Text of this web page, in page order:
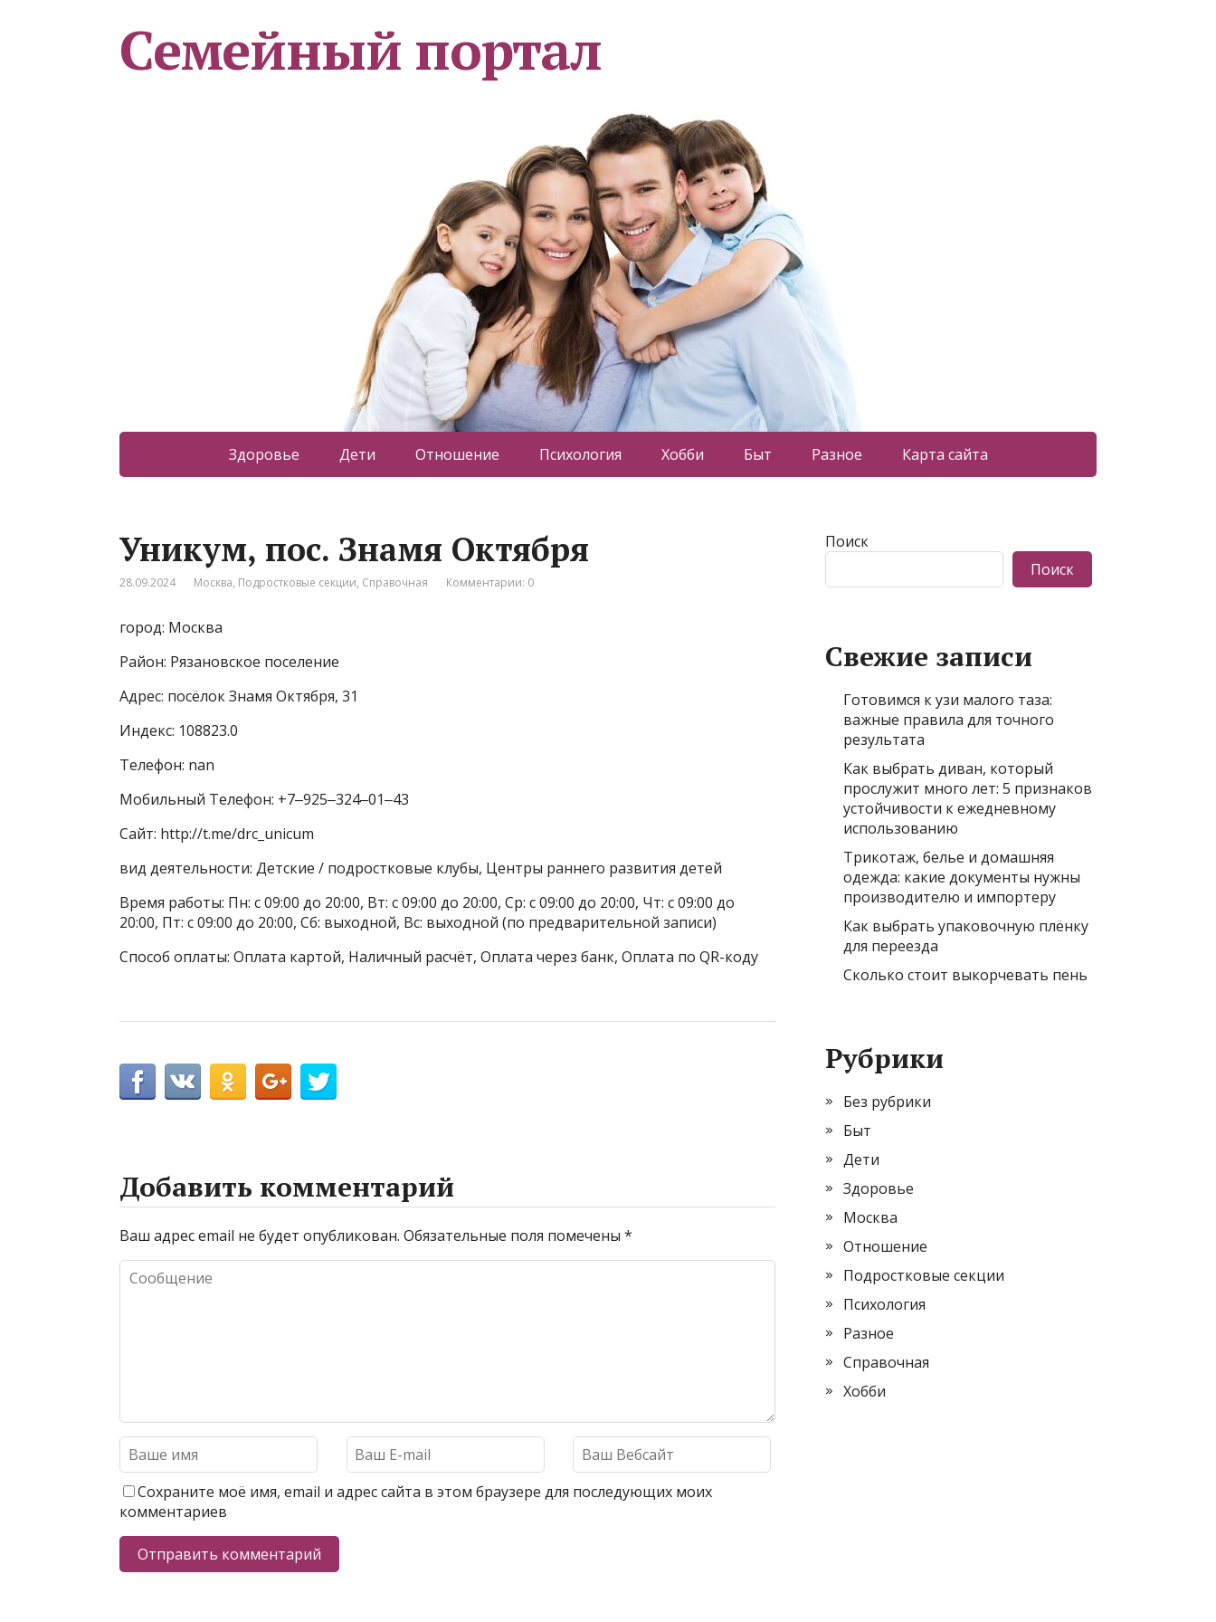
Семейный портал
Здоровье Дети Отношение Психология Хобби Быт Разное Карта сайта
Уникум, пос. Знамя Октября
28.09.2024 Москва, Подростковые секции, Справочная Комментарии: 0
город: Москва
Район: Рязановское поселение
Адрес: посёлок Знамя Октября, 31
Индекс: 108823.0
Телефон: nan
Мобильный Телефон: +7‒925‒324‒01‒43
Сайт: http://t.me/drc_unicum
вид деятельности: Детские / подростковые клубы, Центры раннего развития детей
Время работы: Пн: с 09:00 до 20:00, Вт: с 09:00 до 20:00, Ср: с 09:00 до 20:00, Чт: с 09:00 до
20:00, Пт: с 09:00 до 20:00, Сб: выходной, Вс: выходной (по предварительной записи)
Способ оплаты: Оплата картой, Наличный расчёт, Оплата через банк, Оплата по QR-коду
Добавить комментарий
Ваш адрес email не будет опубликован. Обязательные поля помечены *
Сохраните моё имя, email и адрес сайта в этом браузере для последующих моих
комментариев
Поиск
Поиск
Свежие записи
Готовимся к узи малого таза:
важные правила для точного
результата
Как выбрать диван, который
прослужит много лет: 5 признаков
устойчивости к ежедневному
использованию
Трикотаж, белье и домашняя
одежда: какие документы нужны
производителю и импортеру
Как выбрать упаковочную плёнку
для переезда
Сколько стоит выкорчевать пень
Рубрики
Без рубрики
Быт
Дети
Здоровье
Москва
Отношение
Подростковые секции
Психология
Разное
Справочная
Хобби